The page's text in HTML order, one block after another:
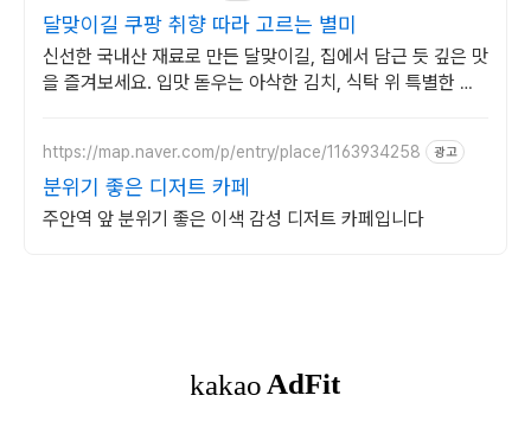
달맞이길 쿠팡 취향 따라 고르는 별미
신선한 국내산 재료로 만든 달맞이길, 집에서 담근 듯 깊은 맛
을 즐겨보세요. 입맛 돋우는 아삭한 김치, 식탁 위 특별한 즐
https://map.naver.com/p/entry/place/1163934258 광고
분위기 좋은 디저트 카페
주안역 앞 분위기 좋은 이색 감성 디저트 카페입니다